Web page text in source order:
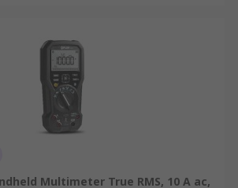
Multimeter True RMS, 10 A ac,